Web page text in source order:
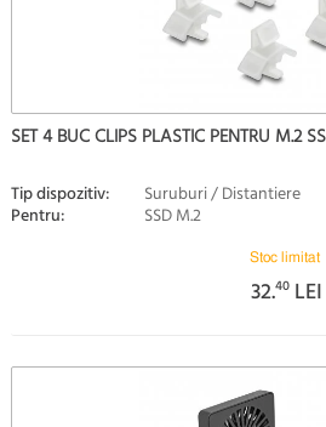
SET 4 BUC CLIPS PLASTIC PENTRU M.2
Tip dispozitiv: Suruburi / Distantiere
Pentru: SSD M.2
Stoc limitat
32.40 LEI